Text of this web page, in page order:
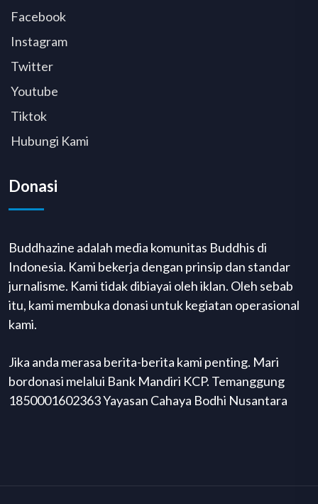
Facebook
Instagram
Twitter
Youtube
Tiktok
Hubungi Kami
Donasi
Buddhazine adalah media komunitas Buddhis di
Indonesia. Kami bekerja dengan prinsip dan standar
jurnalisme. Kami tidak dibiayai oleh iklan. Oleh sebab
itu, kami membuka donasi untuk kegiatan operasional
kami.
Jika anda merasa berita-berita kami penting. Mari
bordonasi melalui Bank Mandiri KCP. Temanggung
1850001602363 Yayasan Cahaya Bodhi Nusantara